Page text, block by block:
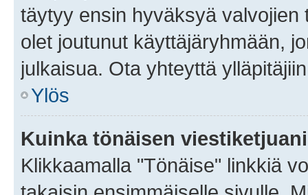
täytyy ensin hyväksyä
olet joutunut käyttäjäryhmään,
julkaisua. Ota yhteyttä
Ylös
Kuinka tönäisen
Klikkaamalla "Tönäise" linkkiä